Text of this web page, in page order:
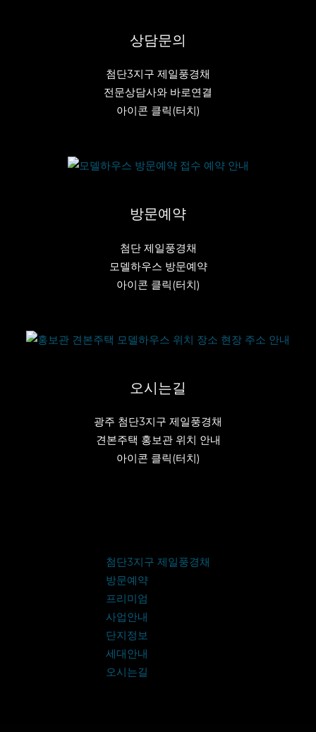
상담문의
첨단3지구 제일풍경채
전문상담사와 바로연결
아이콘 클릭(터치)
방문예약
첨단 제일풍경채
모델하우스 방문예약
아이콘 클릭(터치)
오시는길
광주 첨단3지구 제일풍경채
견본주택 홍보관 위치 안내
아이콘 클릭(터치)
첨단3지구 제일풍경채
방문예약
프리미엄
사업안내
단지정보
세대안내
오시는길